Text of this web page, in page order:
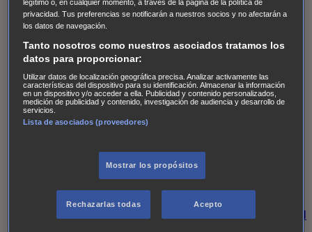
The Killing Kind Intersecciones DOC Bite Club
Chicago Fire
de personas desaparecidas Mad Dogs La Sustituta
Ladrón de guante blanco
AXN Masters of Sex Three PinesAccused CarterAlice
Nevers Crossing Lines Einstein Sobrenatural Cómo
defender a un asesino
Reckoning: Ajuste de Cuentas
Wild Bill Mentes Criminales
legítimo o, en cualquier momento, a través de la página de la política de
privacidad. Tus preferencias se notificarán a nuestros socios y no afectarán a
los datos de navegación.
Tanto nosotros como nuestros asociados tratamos los
datos para proporcionar:
Utilizar datos de localización geográfica precisa. Analizar activamente las
características del dispositivo para su identificación. Almacenar la información
en un dispositivo y/o acceder a ella. Publicidad y contenido personalizados,
medición de publicidad y contenido, investigación de audiencia y desarrollo de
servicios.
Lista de asociados (proveedores)
Mostrar los propósitos
Rechazarlas todas Acepto